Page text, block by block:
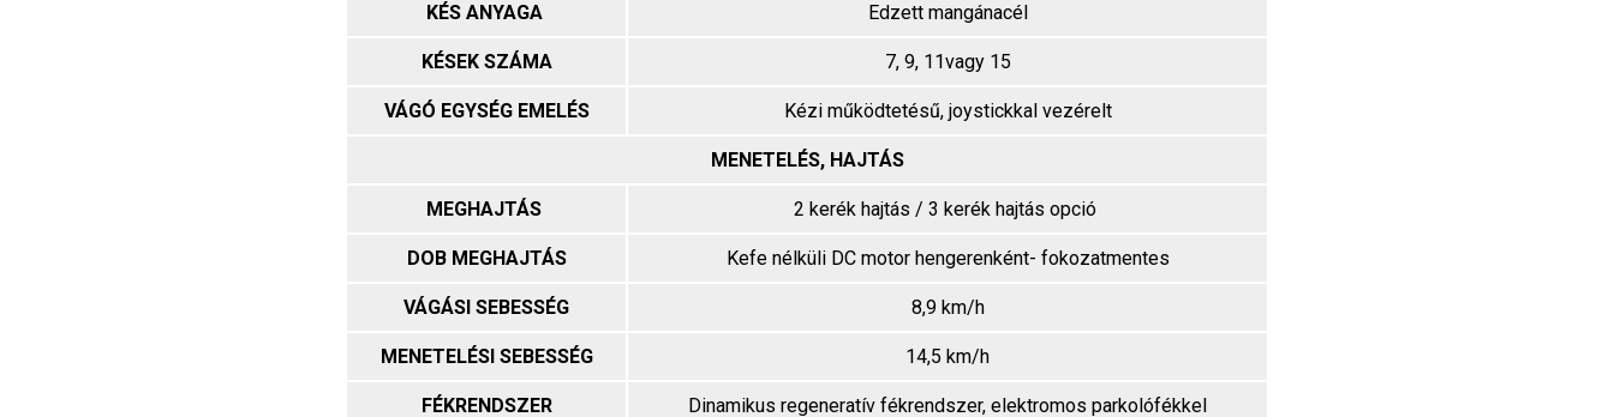
KÉS ANYAGA Edzett mangánacél
KÉSEK SZÁMA 7, 9, 11vagy 15
VÁGÓ EGYSÉG EMELÉS Kézi működtetésű, joystickkal vezérelt
MENETELÉS, HAJTÁS
MEGHAJTÁS 2 kerék hajtás / 3 kerék hajtás opció
DOB MEGHAJTÁS Kefe nélküli DC motor hengerenként- fokozatmentes
VÁGÁSI SEBESSÉG 8,9 km/h
MENETELÉSI SEBESSÉG 14,5 km/h
FÉKRENDSZER Dinamikus regeneratív fékrendszer, elektromos parkolófékkel